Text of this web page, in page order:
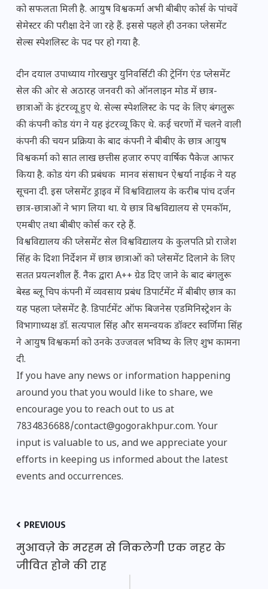
को सफलता मिली है. आयुष विश्वकर्मा अभी बीबीए कोर्स के पांचवें
सेमेस्टर की परीक्षा देने जा रहे हैं. इससे पहले ही उनका प्लेसमेंट
सेल्स स्पेशलिस्ट के पद पर हो गया है.
दीन दयाल उपाध्याय गोरखपुर युनिवर्सिटी की ट्रेनिंग एंड प्लेसमेंट
सेल की ओर से अठारह जनवरी को ऑनलाइन मोड में छात्र-
छात्राओं के इंटरव्यू हुए थे. सेल्स स्पेशलिस्ट के पद के लिए बंगलुरू
की कंपनी कोड यंग ने यह इंटरव्यू किए थे. कई चरणों में चलने वाली
कंपनी की चयन प्रक्रिया के बाद कंपनी ने बीबीए के छात्र आयुष
विश्वकर्मा को सात लाख छत्तीस हजार रुपए वार्षिक पैकेज आफर
किया है. कोड यंग की प्रबंधक मानव संसाधन ऐश्वर्या नाईक ने यह
सूचना दी. इस प्लेसमेंट ड्राइव में विश्वविद्यालय के करीब पांच दर्जन
छात्र-छात्राओं ने भाग लिया था. ये छात्र विश्वविद्यालय से एमकॉम,
एमबीए तथा बीबीए कोर्स कर रहे हैं.
विश्वविद्यालय की प्लेसमेंट सेल विश्वविद्यालय के कुलपति प्रो राजेश
सिंह के दिशा निर्देशन में छात्र छात्राओं को प्लेसमेंट दिलाने के लिए
सतत प्रयत्नशील हैं. नैक द्वारा A++ ग्रेड दिए जाने के बाद बंगलुरू
बेस्ड ब्लू चिप कंपनी में व्यवसाय प्रबंध डिपार्टमेंट में बीबीए छात्र का
यह पहला प्लेसमेंट है. डिपार्टमेंट ऑफ बिजनेस एडमिनिस्ट्रेशन के
विभागाध्यक्ष डॉ. सत्यपाल सिंह और समन्वयक डॉक्टर स्वर्णिमा सिंह
ने आयुष विश्वकर्मा को उनके उज्जवल भविष्य के लिए शुभ कामना
दी.
If you have any news or information happening
around you that you would like to share, we
encourage you to reach out to us at
7834836688/contact@gogorakhpur.com. Your
input is valuable to us, and we appreciate your
efforts in keeping us informed about the latest
events and occurrences.
PREVIOUS
मुआवज़े के मरहम से निकलेगी एक नहर के
जीवित होने की राह